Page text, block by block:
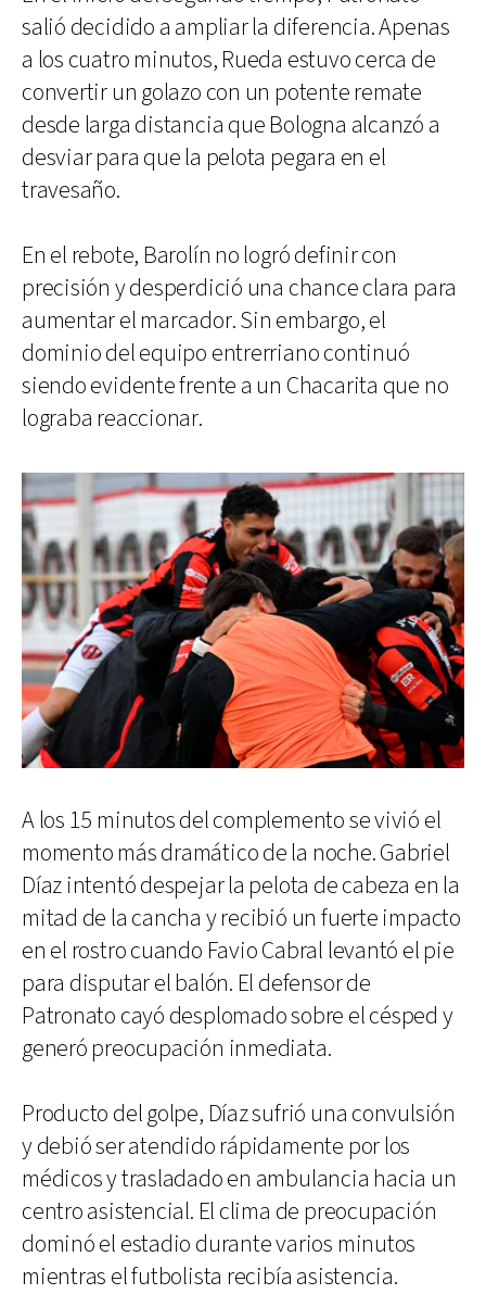
salió decidido a ampliar la diferencia. Apenas
a los cuatro minutos, Rueda estuvo cerca de
convertir un golazo con un potente remate
desde larga distancia que Bologna alcanzó a
desviar para que la pelota pegara en el
travesaño.
En el rebote, Barolín no logró definir con
precisión y desperdició una chance clara para
aumentar el marcador. Sin embargo, el
dominio del equipo entrerriano continuó
siendo evidente frente a un Chacarita que no
lograba reaccionar.
A los 15 minutos del complemento se vivió el
momento más dramático de la noche. Gabriel
Díaz intentó despejar la pelota de cabeza en la
mitad de la cancha y recibió un fuerte impacto
en el rostro cuando Favio Cabral levantó el pie
para disputar el balón. El defensor de
Patronato cayó desplomado sobre el césped y
generó preocupación inmediata.
Producto del golpe, Díaz sufrió una convulsión
y debió ser atendido rápidamente por los
médicos y trasladado en ambulancia hacia un
centro asistencial. El clima de preocupación
dominó el estadio durante varios minutos
mientras el futbolista recibía asistencia.